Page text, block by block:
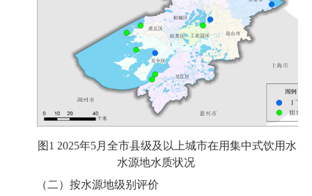
图1 2025年5月全市县级及以上城市在用集中式饮用水
水源地水质状况
（二）按水源地级别评价